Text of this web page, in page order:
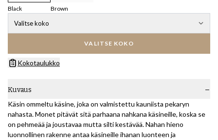
Black Brown
Valitse koko
VALITSE KOKO
Kokotaulukko
Kuvaus
Käsin ommeltu käsine, joka on valmistettu kauniista pekaryn
nahasta. Monet pitävät sitä parhaana nahkana käsineille, koska se
on pehmeää ja joustavaa mutta silti kestävää. Nahan hieno
luonnollinen rakenne antaa käsineille ihanan luonteen ja